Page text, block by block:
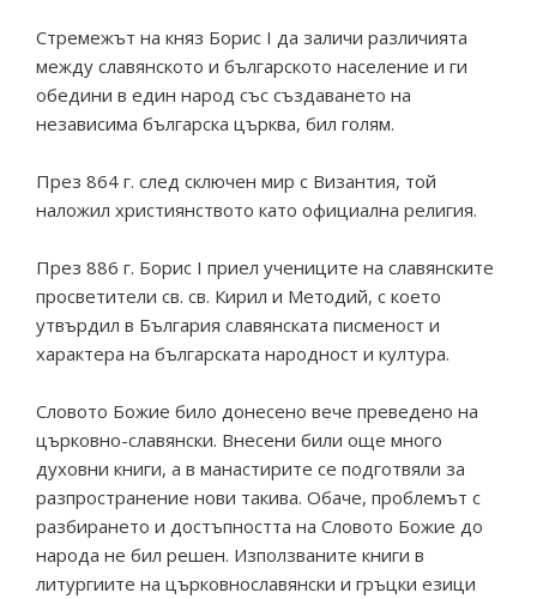
Стремежът на княз Борис I да заличи различията
между славянското и българското население и ги
обедини в един народ със създаването на
независима българска църква, бил голям.
През 864 г. след сключен мир с Византия, той
наложил християнството като официална религия.
През 886 г. Борис I приел учениците на славянските
просветители св. св. Кирил и Методий, с което
утвърдил в България славянската писменост и
характера на българската народност и култура.
Словото Божие било донесено вече преведено на
църковно-славянски. Внесени били още много
духовни книги, а в манастирите се подготвяли за
разпространение нови такива. Обаче, проблемът с
разбирането и достъпността на Словото Божие до
народа не бил решен. Използваните книги в
литургиите на църковнославянски и гръцки езици